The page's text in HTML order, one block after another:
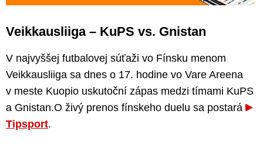
Veikkausliiga – KuPS vs. Gnistan
V najvyššej futbalovej súťaži vo Fínsku menom
Veikkausliiga sa dnes o 17. hodine vo Vare Areena
v meste Kuopio uskutoční zápas medzi tímami KuPS
a Gnistan.O živý prenos fínskeho duelu sa postará
Tipsport.